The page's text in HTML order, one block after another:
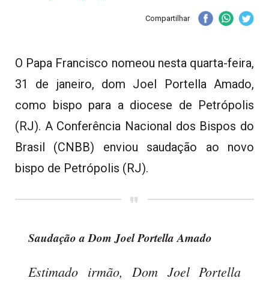
Compartilhar
O Papa Francisco nomeou nesta quarta-feira,
31 de janeiro, dom Joel Portella Amado,
como bispo para a diocese de Petrópolis
(RJ). A Conferência Nacional dos Bispos do
Brasil (CNBB) enviou saudação ao novo
bispo de Petrópolis (RJ).
Saudação a Dom Joel Portella Amado
Estimado irmão, Dom Joel Portella